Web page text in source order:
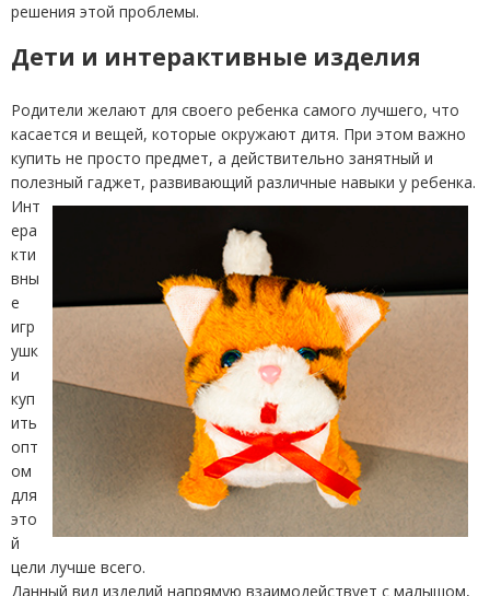
решения этой проблемы.
Дети и интерактивные изделия
Родители желают для своего ребенка самого лучшего, что
касается и вещей, которые окружают дитя. При этом важно
купить не просто предмет, а действительно занятный и
полезный гаджет, развивающий различные навыки у ребенка.
Инт
ера
кти
вны
е
игр
ушк
и
куп
ить
опт
ом
для
это
й
цели лучше всего.
Данный вид изделий напрямую взаимодействует с малышом,